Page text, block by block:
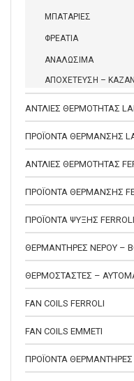
ΜΠΑΤΑΡΙΕΣ
ΦΡΕΑΤΙΑ
ΑΝΑΛΩΣΙΜΑ
ΑΠΟΧΕΤΕΥΣΗ –
ΑΝΤΛΙΕΣ ΘΕΡΜΟΤΗΤΑΣ
ΠΡΟΪΟΝΤΑ ΘΕΡΜΑΝΣΗΣ
ΑΝΤΛΙΕΣ ΘΕΡΜΟΤΗΤΑΣ
ΠΡΟΪΟΝΤΑ ΘΕΡΜΑΝΣΗΣ
ΠΡΟΪΟΝΤΑ ΨΥΞΗΣ FERROLI
ΘΕΡΜΑΝΤΗΡΕΣ ΝΕΡΟΥ –
ΘΕΡΜΟΣΤΑΣΤΕΣ –
FAN COILS FERROLI
FAN COILS EMMETI
ΠΡΟΪΟΝΤΑ ΘΕΡΜΑΝΤΗΡΕΣ